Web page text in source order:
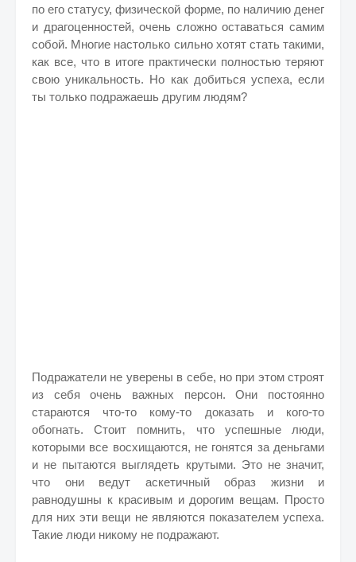
по его статусу, физической форме, по наличию денег
и драгоценностей, очень сложно оставаться самим
собой. Многие настолько сильно хотят стать такими,
как все, что в итоге практически полностью теряют
свою уникальность. Но как добиться успеха, если
ты только подражаешь другим людям?
Подражатели не уверены в себе, но при этом строят
из себя очень важных персон. Они постоянно
стараются что-то кому-то доказать и кого-то
обогнать. Стоит помнить, что успешные люди,
которыми все восхищаются, не гонятся за деньгами
и не пытаются выглядеть крутыми. Это не значит,
что они ведут аскетичный образ жизни и
равнодушны к красивым и дорогим вещам. Просто
для них эти вещи не являются показателем успеха.
Такие люди никому не подражают.